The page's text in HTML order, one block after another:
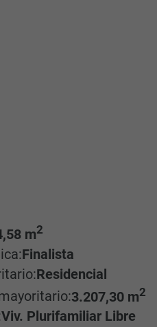
m2
Finalista
Residencial
3.207,30 m2
Viv. Plurifamiliar Libre